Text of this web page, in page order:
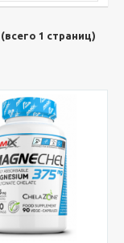
1 страниц)